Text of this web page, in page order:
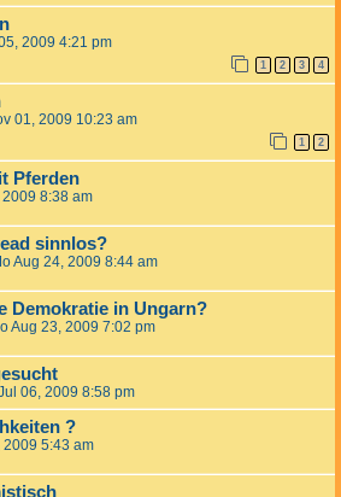
2009 4:21 pm
1 2 3 4
01, 2009 10:23 am
1 2
Pferden
2009 8:38 am
sinnlos?
Aug 24, 2009 8:44 am
Demokratie in Ungarn?
Aug 23, 2009 7:02 pm
06, 2009 8:58 pm
?
2009 5:43 am